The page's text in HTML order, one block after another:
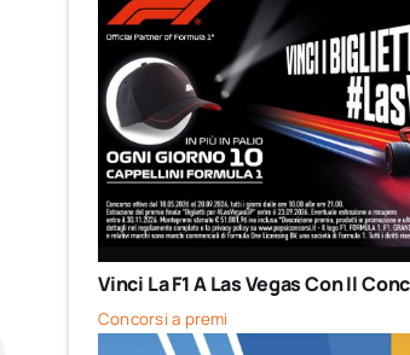
Vinci La F1 A Las Vegas Con Il
Concorsi a premi